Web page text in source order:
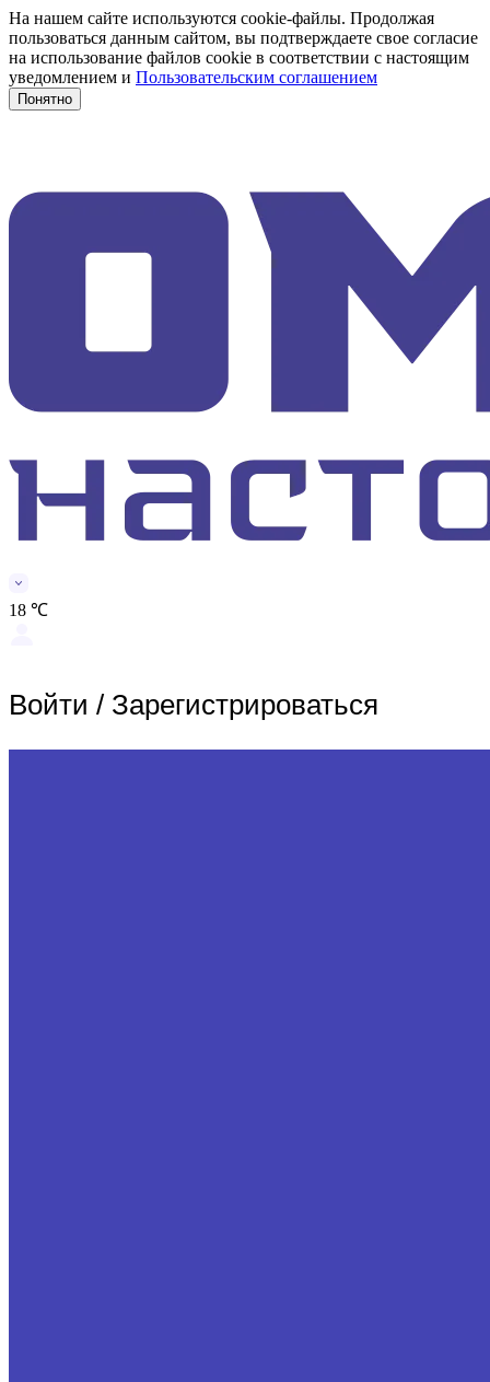
На нашем сайте используются cookie-файлы. Продолжая
пользоваться данным сайтом, вы подтверждаете свое согласие
на использование файлов cookie в соответствии с настоящим
уведомлением и Пользовательским соглашением
Понятно
18 ℃
Войти / Зарегистрироваться